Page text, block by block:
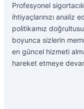
Profesyonel
ihtiyaçlarınızı analiz
politikamız
boyunca sizlerin
en güncel hizmeti
hareket etmeye